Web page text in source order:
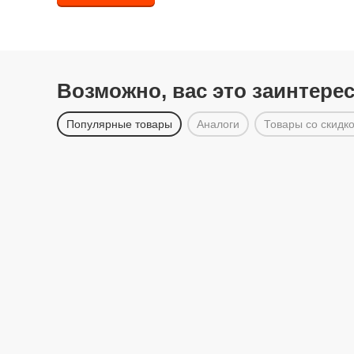
Возможно, вас это
Популярные товары Аналоги Товары со